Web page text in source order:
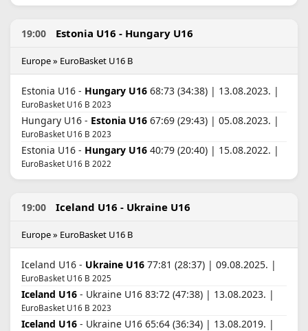
19:00 Estonia U16 - Hungary U16
Europe » EuroBasket U16 B
Estonia U16 - Hungary U16 68:73 (34:38) | 13.08.2023. |
EuroBasket U16 B 2023
Hungary U16 - Estonia U16 67:69 (29:43) | 05.08.2023. |
EuroBasket U16 B 2023
Estonia U16 - Hungary U16 40:79 (20:40) | 15.08.2022. |
EuroBasket U16 B 2022
19:00 Iceland U16 - Ukraine U16
Europe » EuroBasket U16 B
Iceland U16 - Ukraine U16 77:81 (28:37) | 09.08.2025. |
EuroBasket U16 B 2025
Iceland U16 - Ukraine U16 83:72 (47:38) | 13.08.2023. |
EuroBasket U16 B 2023
Iceland U16 - Ukraine U16 65:64 (36:34) | 13.08.2019. |